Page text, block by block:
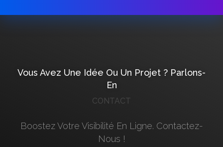
Vous Avez Une Idée Ou Un Projet ? Parlons-
En
CONTACT
Boostez Votre Visibilité En Ligne. Contactez-
Nous !